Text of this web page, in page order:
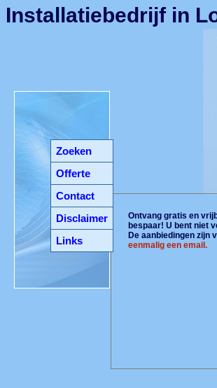
Zoeken
Offerte
Contact
Disclaimer
Links
Installatiebedrijf in
Ontvang gratis en
bespaar! U bent niet
De aanbiedingen zijn
eenmalig een email.